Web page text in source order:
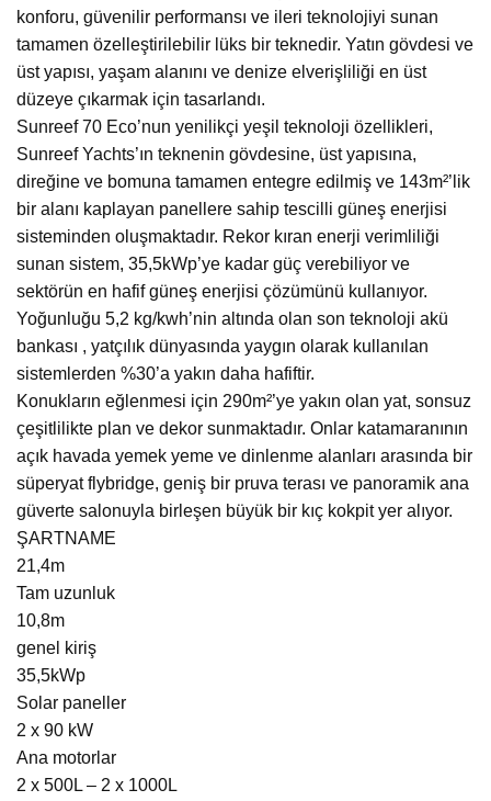
konforu, güvenilir performansı ve ileri teknolojiyi sunan
tamamen özelleştirilebilir lüks bir teknedir. Yatın gövdesi ve
üst yapısı, yaşam alanını ve denize elverişliliği en üst
düzeye çıkarmak için tasarlandı.
Sunreef 70 Eco’nun yenilikçi yeşil teknoloji özellikleri,
Sunreef Yachts’ın teknenin gövdesine, üst yapısına,
direğine ve bomuna tamamen entegre edilmiş ve 143m²’lik
bir alanı kaplayan panellere sahip tescilli güneş enerjisi
sisteminden oluşmaktadır. Rekor kıran enerji verimliliği
sunan sistem, 35,5kWp’ye kadar güç verebiliyor ve
sektörün en hafif güneş enerjisi çözümünü kullanıyor.
Yoğunluğu 5,2 kg/kwh’nin altında olan son teknoloji akü
bankası , yatçılık dünyasında yaygın olarak kullanılan
sistemlerden %30’a yakın daha hafiftir.
Konukların eğlenmesi için 290m²’ye yakın olan yat, sonsuz
çeşitlilikte plan ve dekor sunmaktadır. Onlar katamaranının
açık havada yemek yeme ve dinlenme alanları arasında bir
süperyat flybridge, geniş bir pruva terası ve panoramik ana
güverte salonuyla birleşen büyük bir kıç kokpit yer alıyor.
ŞARTNAME
21,4m
Tam uzunluk
10,8m
genel kiriş
35,5kWp
Solar paneller
2 x 90 kW
Ana motorlar
2 x 500L – 2 x 1000L